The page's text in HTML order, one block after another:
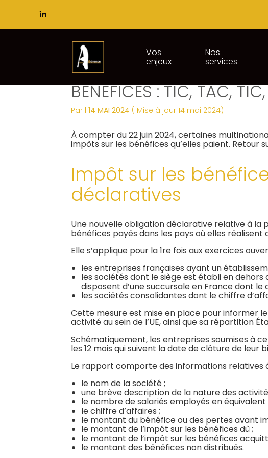
Vos
enjeux
Nos
services
RAPPORT DES
BÉNÉFICES : TIC, TAC,
Par |14 MAI 2024 ( Mise à jour 14 mai 2024)
À compter du 22 juin 2024, certaines
impôts sur les bénéfices qu’elles paient. Retour
Impôt sur les
déclaratives
Une nouvelle obligation déclarative relative à la
bénéfices payés dans les pays où elles
Elle s’applique pour la 1re fois aux exercices
les entreprises françaises ayant un
les sociétés dont le siège est établi en dehors
disposent d’une succursale en France dont le
les sociétés consolidantes dont le chiffre
Cette mesure est mise en place pour informer
activité au sein de l’UE, ainsi que sa répartition
Schématiquement, les entreprises soumises à
les 12 mois qui suivent la date de clôture de leur
Le rapport comporte des informations relatives
le nom de la société ;
une brève description de la nature des
le nombre de salariés employés en
le chiffre d’affaires ;
le montant du bénéfice ou des pertes avant
le montant de l’impôt sur les bénéfices dû ;
le montant de l’impôt sur les bénéfices
le montant des bénéfices non distribués.